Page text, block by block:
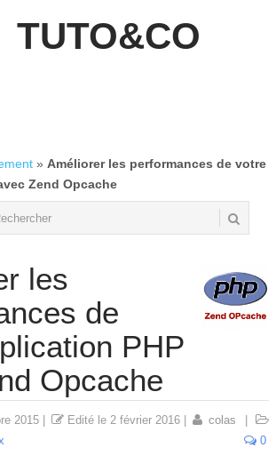
» Améliorer les performances de votre
Zend Opcache
les
de
PHP
Opcache
2015 Edité le 2 février 2016 colas
0